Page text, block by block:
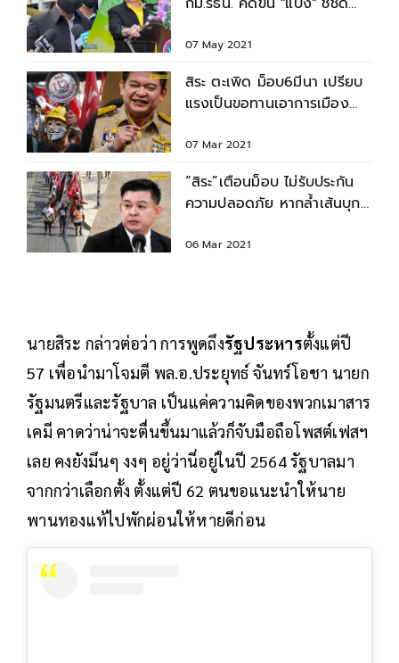
07 May 2021
สิระ ตะเพิด ม็อบ6มีนา เปรียบ
แรงเป็นขอทานเอาการเมือง
07 Mar 2021
“สิระ”เตือนม็อบ ไม่รับประกัน
ความปลอดภัย หากล้ำเส้นบุก
06 Mar 2021
นายสิระ กล่าวต่อว่า การพูดถึงรัฐประหารตั้งแต่ปี
57 เพื่อนำมาโจมตี พล.อ.ประยุทธ์ จันทร์โอชา นายก
รัฐมนตรีและรัฐบาล เป็นแค่ความคิดของพวกเมาสาร
เคมี คาดว่าน่าจะตื่นขึ้นมาแล้วก็จับมือถือโพสต์เฟสฯ
เลย คงยังมึนๆ งงๆ อยู่ว่านี่อยู่ในปี 2564 รัฐบาลมา
จากกว่าเลือกตั้ง ตั้งแต่ปี 62 ตนขอแนะนำให้นาย
พานทองแท้ไปพักผ่อนให้หายดีก่อน